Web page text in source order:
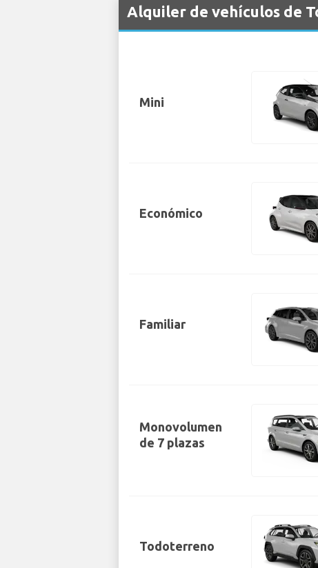
Alquiler de vehículos de
Mini
Económico
Familiar
Monovolumen
de 7 plazas
Todoterreno